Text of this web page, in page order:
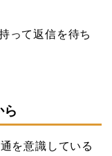
って返信を待ち
ら
を意識している